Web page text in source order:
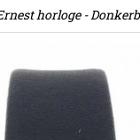
horloge -